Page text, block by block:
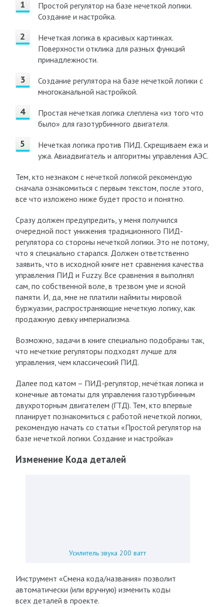
Простой регулятор на базе нечеткой логики.
Создание и настройка.
Нечеткая логика в красивых картинках.
Поверхности отклика для разных функций
принадлежности.
Создание регулятора на базе нечеткой логики с
многоканальной настройкой.
Простая нечеткая логика слеплена «из того что
было» для газотурбинного двигателя.
Нечеткая логика против ПИД. Скрещиваем ежа и
ужа. Авиадвигатель и алгоритмы управления АЭС.
Тем, кто незнаком с нечеткой логикой рекомендую
сначала ознакомиться с первым текстом, после этого,
все что изложено ниже будет просто и понятно.
Сразу должен предупредить, у меня получился
очередной пост унижения традиционного ПИД-
регулятора со стороны нечеткой логики. Это не потому,
что я специально старался. Должен ответственно
заявить, что в исходной книге нет сравнения качества
управления ПИД и Fuzzy. Все сравнения я выполнял
сам, по собственной воле, в трезвом уме и ясной
памяти. И, да, мне не платили наймиты мировой
буржуазии, распространяющие нечеткую логику, как
продажную девку империализма.
Возможно, задачи в книге специально подобраны так,
что нечеткие регуляторы подходят лучше для
управления, чем классический ПИД.
Далее под катом – ПИД-регулятор, нечёткая логика и
конечные автоматы для управления газотурбинным
двухроторным двигателем (ГТД). Тем, кто впервые
планирует познакомиться с работой нечеткой логики,
рекомендую начать со статьи «Простой регулятор на
базе нечеткой логики. Создание и настройка»
Изменение Кода деталей
Усилитель звука 200 ватт
Инструмент «Смена кода/названия» позволит
автоматически (или вручную) изменить коды
всех деталей в проекте.